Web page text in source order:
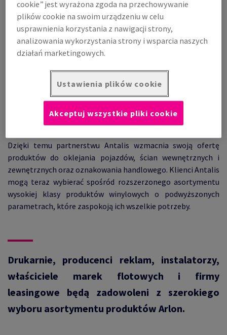
grafiki i oznakowań, produkuje wysokiej jakości
samoprzylepne folie winylowe, dostosowane do
różnorodnych zastosowań – od oklejania pojazdów i flot po
druk wielkoformatowy i grafikę.
Szeroki asortyment zapewniający
nieskończone możliwości
Dzięki temu partnerstwu Antalis wzmacnia swoją ofertę
produktów do oklejania pojazdów, ścian wewnętrznych i
zewnętrznych oraz oznakowania handlowego. Klienci Antalis
mogą teraz wybierać spośród rozszerzonego asortymentu
wysokiej klasy produktów winylowych o podwyższonych
parametrach, które zaspokoją ich wszelkie potrzeby.
Drukarnie, producenci reklam, instalatorzy,
właściciele marek flotowych i firmy
leasingowe będą zadowoleni z szerokiego
wyboru asortymentu produktów Arlon.
cookie” jest wyrażona zgoda na przechowywanie
plików cookie na swoim urządzeniu w celu
usprawnienia korzystania z nawigacji strony,
analizowania wykorzystania strony i wsparcia naszych
działań marketingowych.
Ustawienia plików cookie
Akceptuj wszystkie pliki cookie